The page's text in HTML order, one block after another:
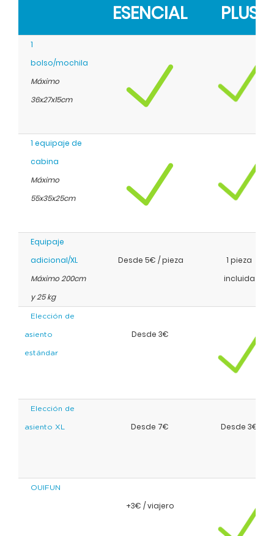
ESENCIAL
PLUS
1
bolso/mochila
Máximo
36x27x15cm
1 equipaje de
cabina
Máximo
55x35x25cm
Equipaje
adicional/XL
Máximo 200cm
y 25 kg
Desde 5€ / pieza
1 pieza
incluida
Elección de
asiento
estándar
Desde 3€
Elección de
asiento XL Desde 7€ Desde 3€
OUIFUN
+3€ / viajero